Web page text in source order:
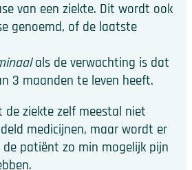
van een ziekte. Dit wordt ook
genoemd, of de laatste
als de verwachting is dat
3 maanden te leven heeft.
de ziekte zelf meestal niet
medicijnen, maar wordt er
de patiënt zo min mogelijk pijn